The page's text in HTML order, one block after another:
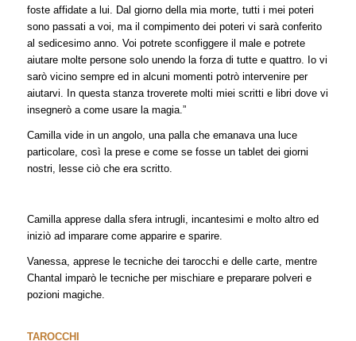
foste affidate a lui. Dal giorno della mia morte, tutti i mei poteri
sono passati a voi, ma il compimento dei poteri vi sarà conferito
al sedicesimo anno. Voi potrete sconfiggere il male e potrete
aiutare molte persone solo unendo la forza di tutte e quattro. Io vi
sarò vicino sempre ed in alcuni momenti potrò intervenire per
aiutarvi. In questa stanza troverete molti miei scritti e libri dove vi
insegnerò a come usare la magia.”
Camilla vide in un angolo, una palla che emanava una luce
particolare, così la prese e come se fosse un tablet dei giorni
nostri, lesse ciò che era scritto.
Camilla apprese dalla sfera intrugli, incantesimi e molto altro ed
iniziò ad imparare come apparire e sparire.
Vanessa, apprese le tecniche dei tarocchi e delle carte, mentre
Chantal imparò le tecniche per mischiare e preparare polveri e
pozioni magiche.
TAROCCHI